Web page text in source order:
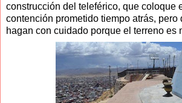
construcción del teleférico, que coloque
contención prometido tiempo atrás, pero
hagan con cuidado porque el terreno es